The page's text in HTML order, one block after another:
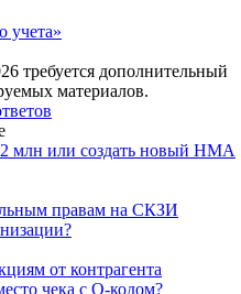
учета»
требуется дополнительный
материалов.
млн или создать новый НМА
правам на СКЗИ
от контрагента
чека с Q-кодом?